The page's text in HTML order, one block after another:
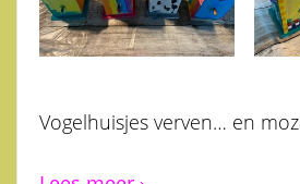
Vogelhuisjes verven… en